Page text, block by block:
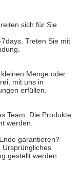
sich für Sie
Treten Sie mit
Menge oder
mit uns in
erfüllen.
Team. Die Produkte
werden.
garantieren?
gestellt werden.